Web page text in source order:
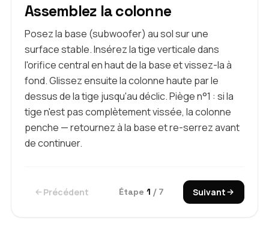
Assemblez la colonne
Posez la base (subwoofer) au sol sur une
surface stable. Insérez la tige verticale dans
l'orifice central en haut de la base et vissez-la à
fond. Glissez ensuite la colonne haute par le
dessus de la tige jusqu'au déclic. Piège n°1 : si la
tige n'est pas complètement vissée, la colonne
penche — retournez à la base et re-serrez avant
de continuer.
Précédent Étape 1 / 7 Suivant